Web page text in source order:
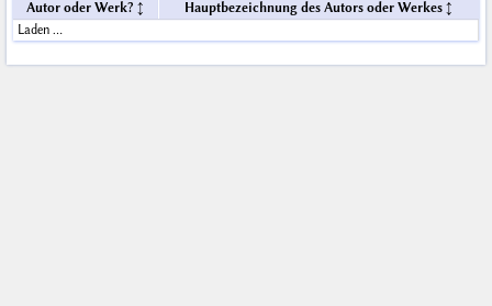
Autor oder Werk?
Hauptbezeichnung des Autors oder Werkes
Laden …